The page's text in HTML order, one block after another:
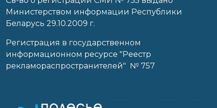
Министерством информации Республики
Беларусь 29.10.2009 г.
Регистрация в государственном
информационном ресурсе "Реестр
рекламораспространителей" № 757